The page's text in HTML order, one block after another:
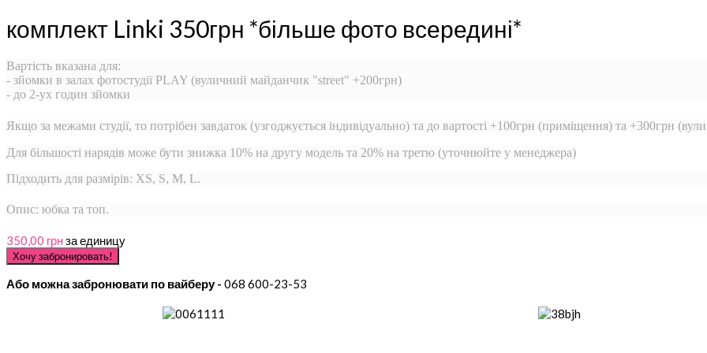
комплект Linki 350грн *більше фото всередині*
Вартість вказана для:
- зйомки в залах фотостудії PLAY (вуличний майданчик "street" +200грн)
- до 2-ух годин зйомки
Якщо за межами студії, то потрібен завдаток (узгоджується індивідуально) та до вартості +100грн (приміщення) та +300грн
Для більшості нарядів може бути знижка 10% на другу модель та 20% на третю (уточнюйте у менеджера)
Підходить для размірів: XS, S, M, L.
Опис: юбка та топ.
350,00 грнза единицу
Або можна забронювати по вайберу - 068 600-23-53